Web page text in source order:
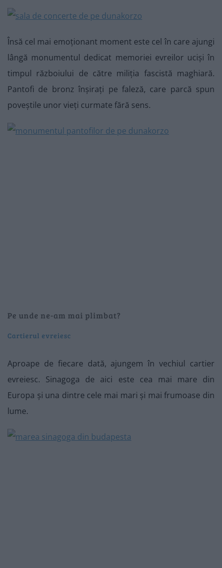
Însă cel mai emoționant moment este cel în care ajungi
lângă monumentul dedicat memoriei evreilor uciși în
timpul războiului de către miliția fascistă maghiară.
Pantofi de bronz înșirați pe faleză, care parcă spun
poveștile unor vieți curmate fără sens.
Pe unde ne-am mai plimbat?
Cartierul evreiesc
Aproape de fiecare dată, ajungem în vechiul cartier
evreiesc. Sinagoga de aici este cea mai mare din
Europa și una dintre cele mai mari și mai frumoase din
lume.